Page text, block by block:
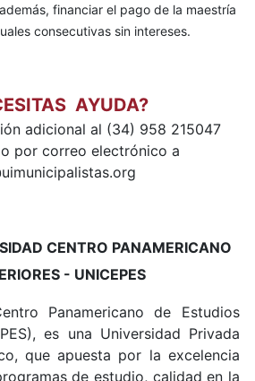
financiar el pago de la maestría
consecutivas sin intereses.
AYUDA?
adicional al (34) 958 215047
por correo electrónico a
CENTRO PANAMERICANO
- UNICEPES
Panamericano de Estudios
es una Universidad Privada
que apuesta por la excelencia
de estudio, calidad en la